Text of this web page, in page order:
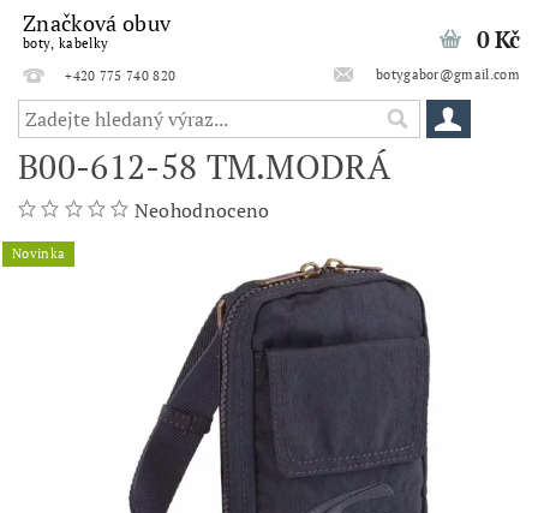
Značková obuv
boty, kabelky
+420 775 740 820
botygabor@gmail.com
0 Kč
B00-612-58 TM.MODRÁ
Neohodnoceno
Novinka